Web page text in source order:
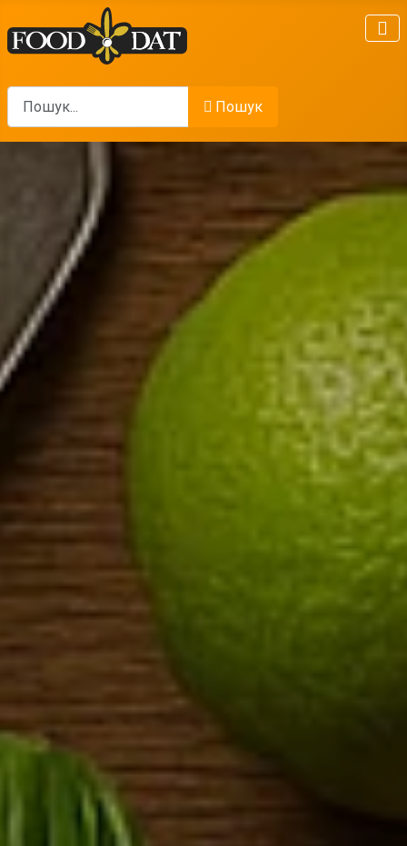
Пошук
Пошук